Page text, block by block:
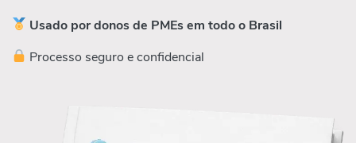
Usado por donos de PMEs em todo o Brasil
Processo seguro e confidencial